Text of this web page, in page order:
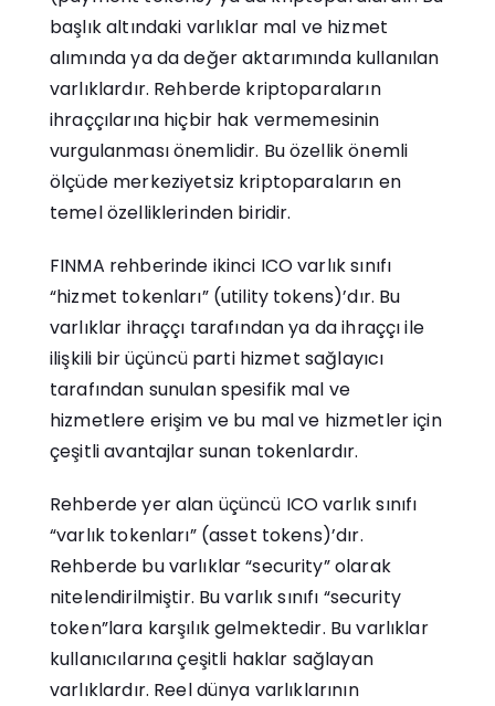
başlık altındaki varlıklar mal ve hizmet
alımında ya da değer aktarımında kullanılan
varlıklardır. Rehberde kriptoparaların
ihraççılarına hiçbir hak vermemesinin
vurgulanması önemlidir. Bu özellik önemli
ölçüde merkeziyetsiz kriptoparaların en
temel özelliklerinden biridir.
FINMA rehberinde ikinci ICO varlık sınıfı
“hizmet tokenları” (utility tokens)’dır. Bu
varlıklar ihraççı tarafından ya da ihraççı ile
ilişkili bir üçüncü parti hizmet sağlayıcı
tarafından sunulan spesifik mal ve
hizmetlere erişim ve bu mal ve hizmetler için
çeşitli avantajlar sunan tokenlardır.
Rehberde yer alan üçüncü ICO varlık sınıfı
“varlık tokenları” (asset tokens)’dır.
Rehberde bu varlıklar “security” olarak
nitelendirilmiştir. Bu varlık sınıfı “security
token”lara karşılık gelmektedir. Bu varlıklar
kullanıcılarına çeşitli haklar sağlayan
varlıklardır. Reel dünya varlıklarının